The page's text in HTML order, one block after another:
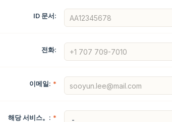
ID 문서:
전화:
이메일: *
해당 서비스。: *